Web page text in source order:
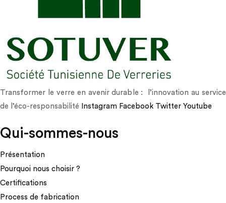
Transformer le verre en avenir durable : l’innovation au service
de l’éco-responsabilité
Instagram Facebook Twitter Youtube
Qui-sommes-nous
Présentation
Pourquoi nous choisir ?
Certifications
Process de fabrication